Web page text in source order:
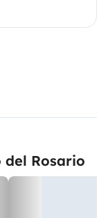
Rosario